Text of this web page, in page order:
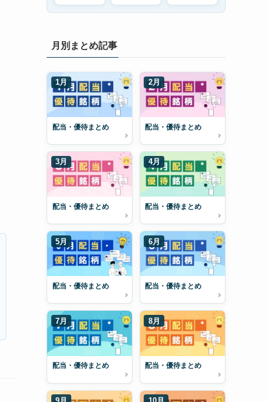
月別まとめ記事
1月
配当・優待まとめ
2月
配当・優待まとめ
3月
配当・優待まとめ
4月
配当・優待まとめ
5月
配当・優待まとめ
6月
配当・優待まとめ
7月
配当・優待まとめ
8月
配当・優待まとめ